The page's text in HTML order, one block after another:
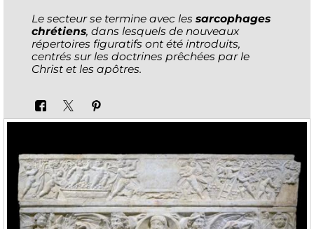
Le secteur se termine avec les sarcophages
chrétiens, dans lesquels de nouveaux
répertoires figuratifs ont été introduits,
centrés sur les doctrines prêchées par le
Christ et les apôtres.